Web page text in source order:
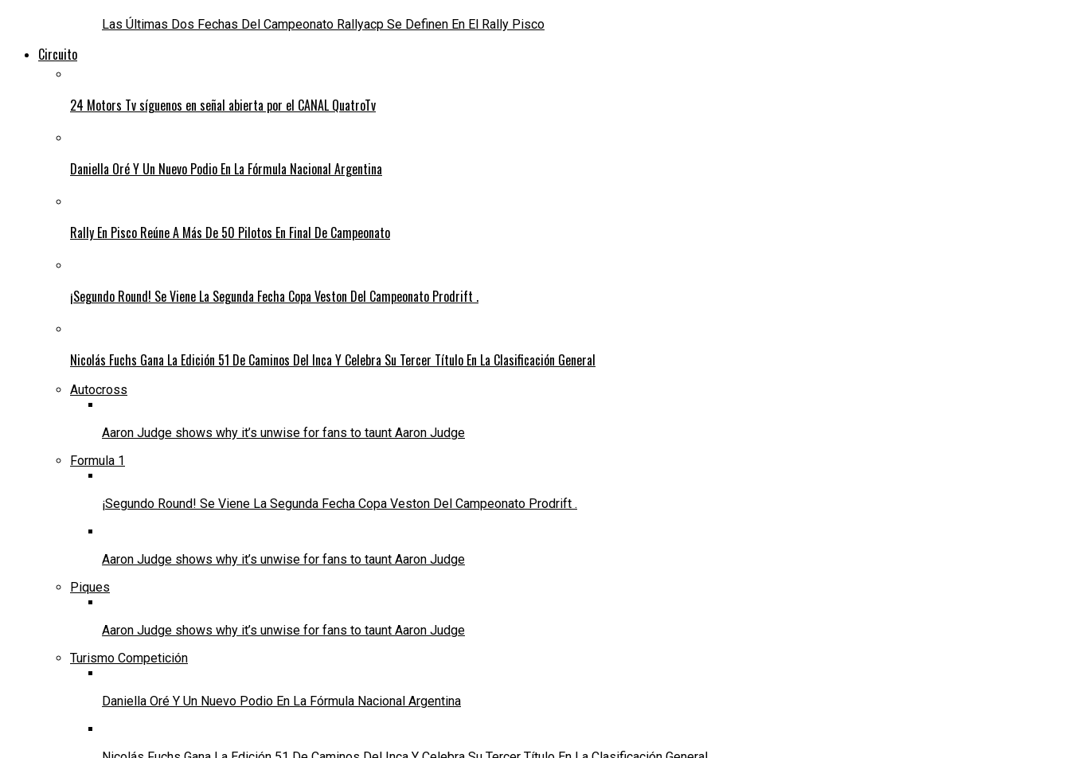
Las Últimas Dos Fechas Del Campeonato Rallyacp Se Definen En El Rally Pisco
Circuito
24 Motors Tv síguenos en señal abierta por el CANAL QuatroTv
Daniella Oré Y Un Nuevo Podio En La Fórmula Nacional Argentina
Rally En Pisco Reúne A Más De 50 Pilotos En Final De Campeonato
¡Segundo Round! Se Viene La Segunda Fecha Copa Veston Del Campeonato Prodrift .
Nicolás Fuchs Gana La Edición 51 De Caminos Del Inca Y Celebra Su Tercer Título En La Clasificación General
Autocross
Aaron Judge shows why it’s unwise for fans to taunt Aaron Judge
Formula 1
¡Segundo Round! Se Viene La Segunda Fecha Copa Veston Del Campeonato Prodrift .
Aaron Judge shows why it’s unwise for fans to taunt Aaron Judge
Piques
Aaron Judge shows why it’s unwise for fans to taunt Aaron Judge
Turismo Competición
Daniella Oré Y Un Nuevo Podio En La Fórmula Nacional Argentina